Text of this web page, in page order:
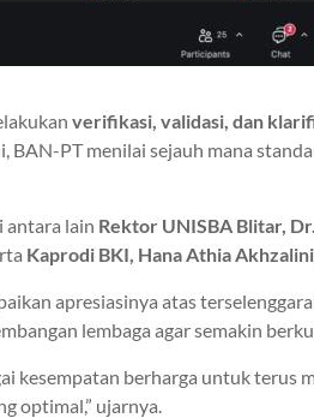
verifikasi, validasi, dan
BAN-PT menilai sejauh mana
antara lain Rektor UNISBA Blitar,
Kaprodi BKI, Hana Athia
apresiasinya atas
lembaga agar semakin
kesempatan berharga untuk
optimal,” ujarnya.